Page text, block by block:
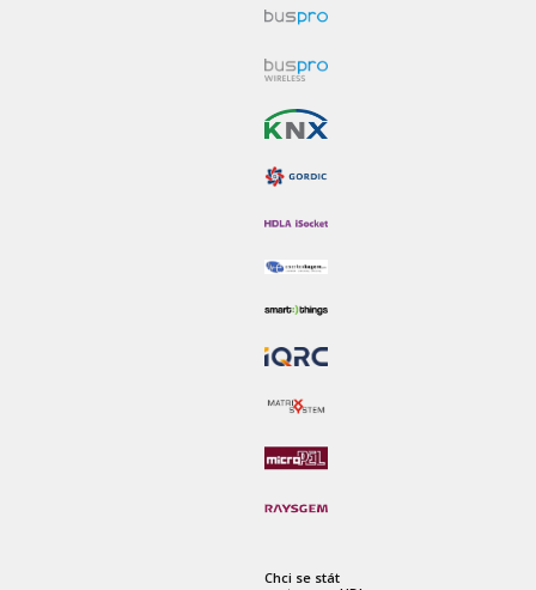
Chci se stát